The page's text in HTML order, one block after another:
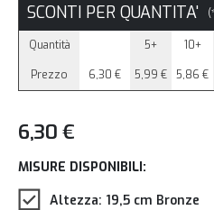
SCONTI PER QUANTITA'
Quantità 5+ 10+
Prezzo 6,30 € 5,99 € 5,86 €
6,30 €
MISURE DISPONIBILI:
Altezza: 19,5 cm Bronze